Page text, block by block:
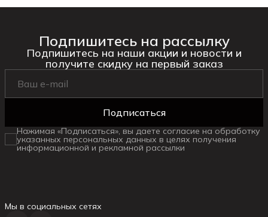
Подпишитесь на рассылку
Подпишитесь на наши акции и новости и
получите скидку на первый заказ
Подписаться
Нажимая «Подписаться», вы даете согласие на обработку
указанных персональных данных в целях получения
информационной и рекламной рассылки
Мы в социальных сетях